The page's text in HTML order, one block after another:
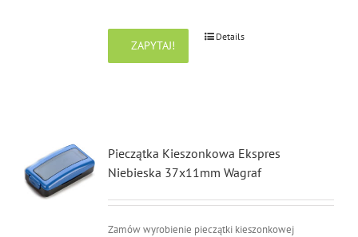
ZAPYTAJ!
Details
Pieczątka Kieszonkowa Ekspres
Niebieska 37x11mm Wagraf
Zamów wyrobienie pieczątki kieszonkowej